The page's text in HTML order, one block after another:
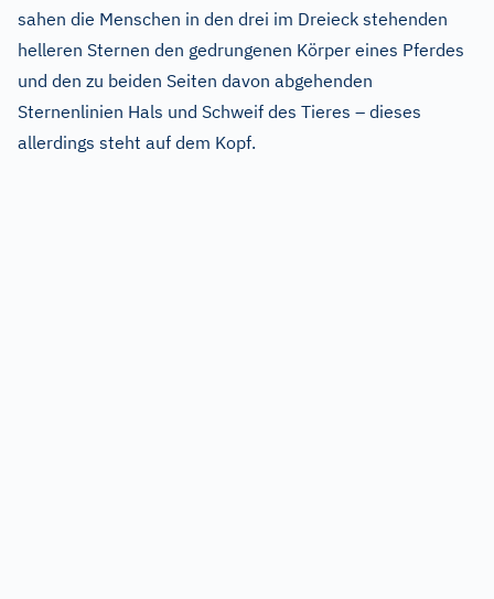
sahen die Menschen in den drei im Dreieck stehenden
helleren Sternen den gedrungenen Körper eines Pferdes
und den zu beiden Seiten davon abgehenden
Sternenlinien Hals und Schweif des Tieres – dieses
allerdings steht auf dem Kopf.